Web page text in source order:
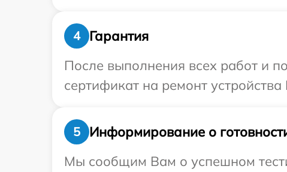
4
Гарантия
После выполнения всех работ и
сертификат на ремонт
5
Информирование о
Мы сообщим Вам о успешном